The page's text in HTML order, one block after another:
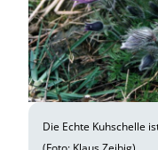
Die Echte Kuhschelle